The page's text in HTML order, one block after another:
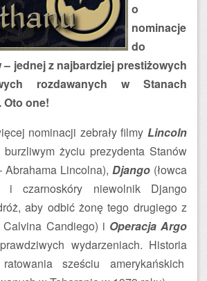
o
nominacje
do
– jednej z najbardziej prestiżowych
rozdawanych w Stanach
one!
nominacji zebrały filmy Lincoln
życiu prezydenta Stanów
Lincolna), Django (łowca
i czarnoskóry niewolnik Django
aby odbić żonę tego drugiego z
Candiego) i Operacja Argo
wydarzeniach. Historia
sześciu amerykańskich